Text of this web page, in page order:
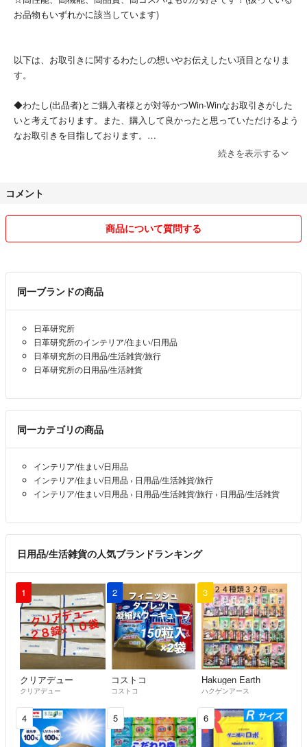
● #KizunaruOrGsD より他の出品もご確認いただけます。
#ダニ捕りロボ
#ダニ取り
#ダニアレルギー
#ダニ予防
#ダニ対策
#防ダニ
#ダニ駆除
#ダニマット
#ダニ取りマット
#ダニとり
#防ダニシート
お品物もいずれかに該当しています)
以下は、お取引きに関するわたしの想いやお伝えしたい項目となりま
す。
◆わたし(出品者)とご購入者様とが対等かつWin-Winなお取引きがした
いと考えております。また、購入して良かったと思っていただけるよう
なお取引きを目指しております。
販売しております。
◆対応は親切に、梱包は丁寧に、発送は迅速に、を心掛けております。
※2万件以上のお取り引きの中で、ごく稀に輸送中の破損(過去に2回)や
お品の不備(過去に6回)がございます。その場合はご評価の前にご一報
いただけますと幸いです。誠心誠意をもって対応させていただきます。
◆即購入を推奨しております。
※交渉や質問等のコメントがあっても購入された方を優先いたします。
◆基本的にはお値下げを承っておりません。
※非常識なお値引きを申請された方や執拗にお値引きを希望される方と
は、お取引きいたしませんので予めご了承ください。
◆説明と画像をよくご確認ください。
※状態を正確にお伝えできていない場合があります。ご不明な点などは
コメントにてお問合わせください。
※発送後のご購入者様の都合によるキャンセル等には応じません。
※取引完了後はいかなる理由があっても返品、返金、交換の対応はいた
しません。
続きを表示する
コメント
商品について質問する
同一ブランドの商品
日革研究所
日革研究所のインテリア/住まい/日用品
日革研究所の日用品/生活雑貨/旅行
日革研究所の日用品/生活雑貨
同一カテゴリの商品
インテリア/住まい/日用品
インテリア/住まい/日用品 › 日用品/生活雑貨/旅行
インテリア/住まい/日用品 › 日用品/生活雑貨/旅行 › 日用品/生活雑貨
日用品/生活雑貨の人気ブランドランキング
1
クリアデュー
クリアデュー
2
コストコ
コストコ
3
Hakugen Earth
ハクゲンアース
4 5 6